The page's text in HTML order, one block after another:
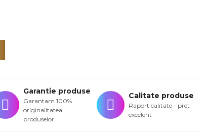
Garantie produse
Garantam 100%
originalitatea
produselor
Calitate produse
Raport calitate - pret
excelent